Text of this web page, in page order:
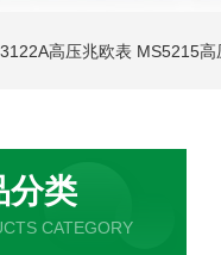
3122A高压兆欧表 MS5215高
分类
CATEGORY